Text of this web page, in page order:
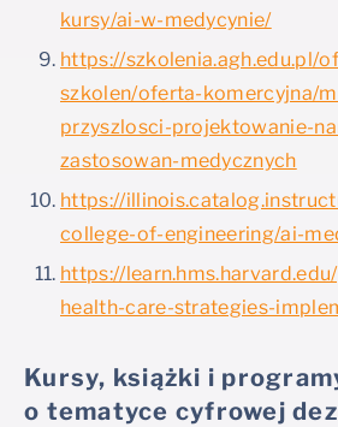
kursy/ai-w-medycynie/
https://szkolenia.agh.edu.pl/
szkolen/oferta-komercyjna/
przyszlosci-projektowanie-
zastosowan-medycznych
https://
college-of-engineering/ai-
https://
health-care-strategies-
Kursy, książki i
o tematyce cyfrowej